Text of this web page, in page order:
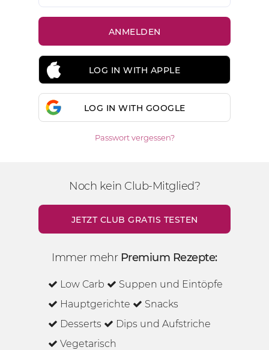
LOG IN WITH APPLE
LOG IN WITH GOOGLE
Passwort vergessen?
Noch kein Club-Mitglied?
JETZT CLUB GRATIS TESTEN
Immer mehr Premium Rezepte:
Low Carb
Suppen und Eintöpfe
Hauptgerichte
Snacks
Desserts
Dips und Aufstriche
Vegetarisch